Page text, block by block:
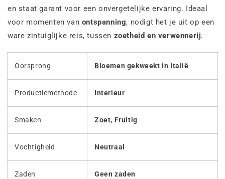
en staat garant voor een onvergetelijke ervaring. Ideaal
voor momenten van ontspanning, nodigt het je uit op een
ware zintuiglijke reis, tussen zoetheid en verwennerij.
Oorsprong Bloemen gekweekt in Italië
Productiemethode Interieur
Smaken Zoet, Fruitig
Vochtigheid Neutraal
Zaden Geen zaden